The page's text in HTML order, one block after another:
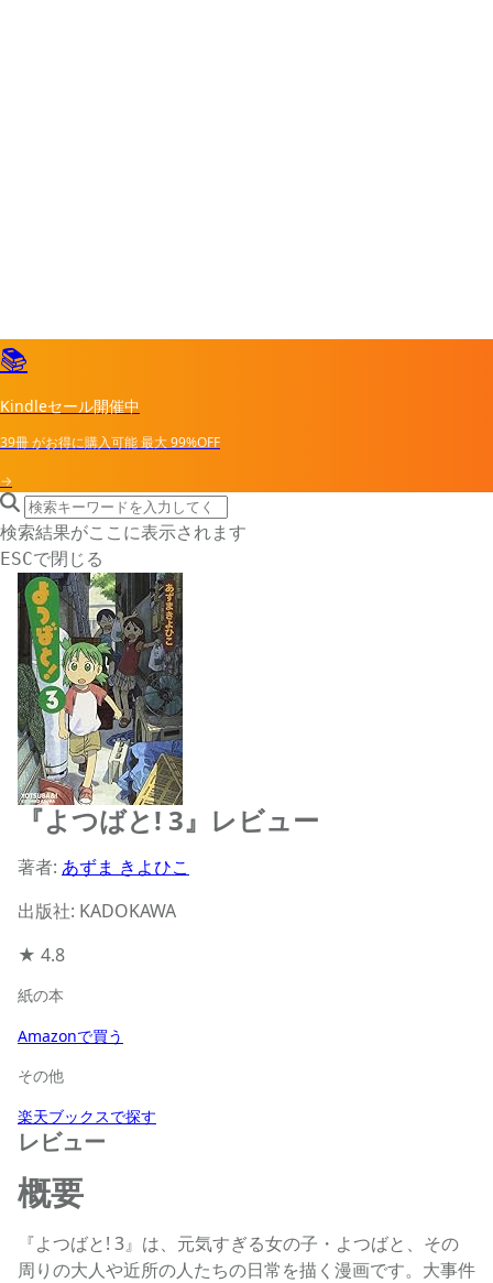
📚
Kindleセール開催中
39冊がお得に購入可能最大99%OFF
→
search icon
サイト内検索
検索結果がここに表示されます
ESCで閉じる
『よつばと! 3』レビュー
著者: あずま きよひこ
出版社: KADOKAWA
★ 4.8
紙の本
Amazonで買う
その他
楽天ブックスで探す
レビュー
概要
『よつばと! 3』は、元気すぎる女の子・よつばと、その
周りの大人や近所の人たちの日常を描く漫画です。大事件